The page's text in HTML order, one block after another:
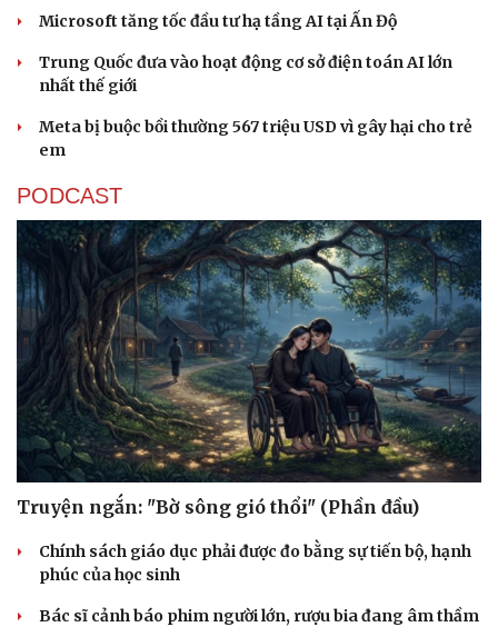
Microsoft tăng tốc đầu tư hạ tầng AI tại Ấn Độ
Trung Quốc đưa vào hoạt động cơ sở điện toán AI lớn
nhất thế giới
Meta bị buộc bồi thường 567 triệu USD vì gây hại cho trẻ
em
PODCAST
Truyện ngắn: "Bờ sông gió thổi" (Phần đầu)
Chính sách giáo dục phải được đo bằng sự tiến bộ, hạnh
phúc của học sinh
Bác sĩ cảnh báo phim người lớn, rượu bia đang âm thầm